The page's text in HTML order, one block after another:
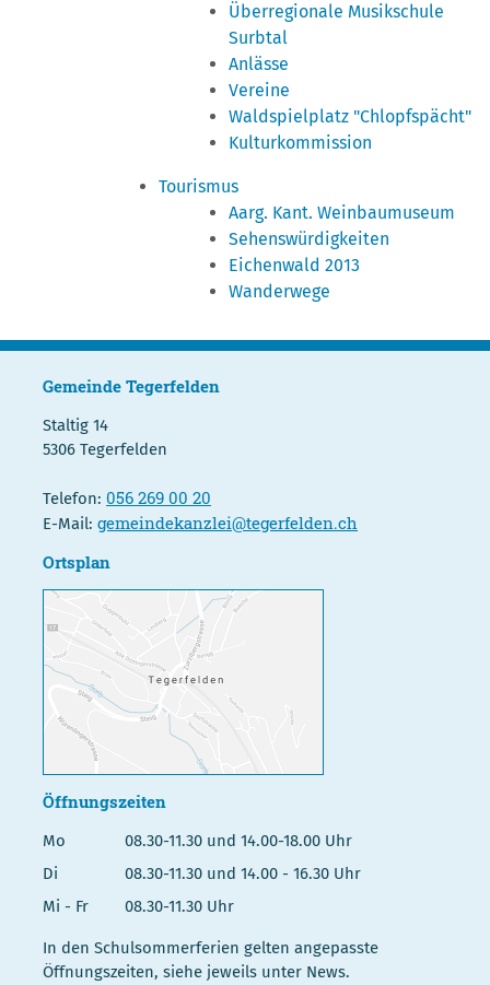
Überregionale Musikschule
Surbtal
Anlässe
Vereine
Waldspielplatz "Chlopfspächt"
Kulturkommission
Tourismus
Aarg. Kant. Weinbaumuseum
Sehenswürdigkeiten
Eichenwald 2013
Wanderwege
Gemeinde Tegerfelden
Staltig 14
5306 Tegerfelden
Telefon: 056 269 00 20
E-Mail: gemeindekanzlei@tegerfelden.ch
Ortsplan
Öffnungszeiten
Mo
08.30-11.30 und 14.00-18.00 Uhr
Di
08.30-11.30 und 14.00 - 16.30 Uhr
Mi - Fr
08.30-11.30 Uhr
In den Schulsommerferien gelten angepasste
Öffnungszeiten, siehe jeweils unter News.